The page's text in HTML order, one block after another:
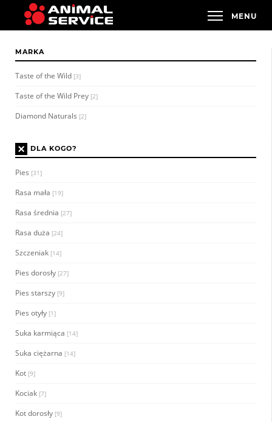
MARKA
Taste of the Wild [3]
Taste of the Wild Prey [2]
Diamond Naturals [2]
× DLA KOGO?
Pies [31]
Rasa mała [19]
Rasa średnia [27]
Rasa duża [24]
Szczeniak [14]
Pies dorosły [27]
Pies starszy [9]
Pies otyły [1]
Suka karmiąca [14]
Suka ciężarna [14]
Kot [9]
Kociak [7]
Kot dorosły [9]